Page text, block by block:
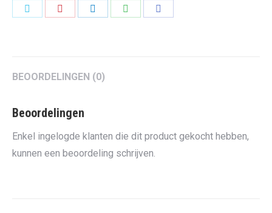
BEOORDELINGEN (0)
Beoordelingen
Enkel ingelogde klanten die dit product gekocht hebben,
kunnen een beoordeling schrijven.